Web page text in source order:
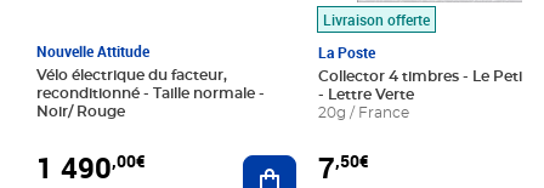
Nouvelle Attitude
Vélo électrique du facteur,
reconditionné - Taille normale -
Noir/ Rouge
1 490,00€ Ajouter au panier
Livraison offerte
La Poste
Collector 4 timbres - Le Petit
- Lettre Verte
20g / France
7,50€